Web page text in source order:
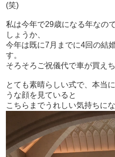
(笑)
私は今年で29歳になる年なの
しょうか、
今年は既に7月までに4回の結
す。
そろそろご祝儀代で車が買え
とても素晴らしい式で、 本当
うな顔を見ていると
こちらまでうれしい気持ちに